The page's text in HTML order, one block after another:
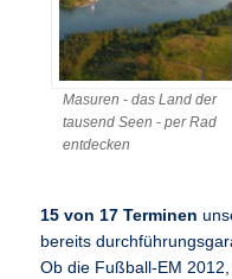
Masuren - das Land der
tausend Seen - per Rad
entdecken
15 von 17 Terminen
bereits
Ob die Fußball-EM